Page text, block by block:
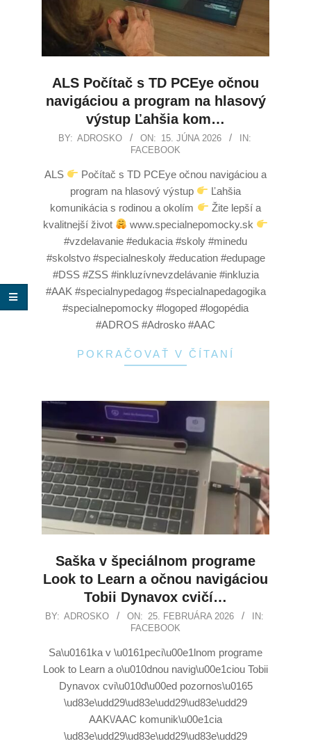
ALS Počítač s TD PCEye očnou
navigáciou a program na hlasový
výstup Ľahšia kom…
BY: ADROSKO ON: 15. JÚNA 2026
IN:
FACEBOOK
ALS
Počítač s TD PCEye očnou navigáciou a
program na hlasový výstup
Ľahšia
komunikácia s rodinou a okolím
Žite lepší a
kvalitnejší život
www.specialnepomocky.sk
#vzdelavanie #edukacia #skoly #minedu
#skolstvo #specialneskoly #education #edupage
#DSS #ZSS #inkluzívnevzdelávanie #inkluzia
#AAK #specialnypedagog #specialnapedagogika
#specialnepomocky #logoped #logopédia
#ADROS #Adrosko #AAC
POKRAČOVAŤ V ČÍTANÍ
Saška v špeciálnom programe
Look to Learn a očnou navigáciou
Tobii Dynavox cvičí…
BY: ADROSKO ON: 25. FEBRUÁRA 2026
IN:
FACEBOOK
Sa\u0161ka v \u0161peci\u00e1lnom programe
Look to Learn a o\u010dnou navig\u00e1ciou Tobii
Dynavox cvi\u010d\u00ed pozornos\u0165
\ud83e\udd29\ud83e\udd29\ud83e\udd29
AAK\/AAC komunik\u00e1cia
\ud83e\udd29\ud83e\udd29\ud83e\udd29